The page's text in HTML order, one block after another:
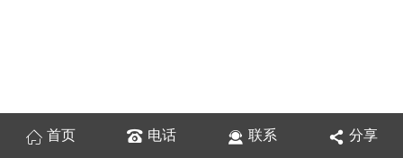
首页 电话 联系 分享